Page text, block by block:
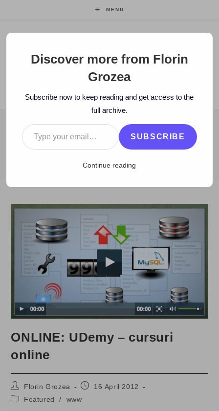
MENU
Florin Grozea
ENTREPRENEUR. FOUNDER/CEO MOCAPP.
BLOG
2012 > April > 16 > www > ONLINE: UDemy – cursuri online
ONLINE: UDemy – cursuri
online
Post
author:
Florin Grozea
Post16 April 2012
PostFeatured / www
Discover more from Florin
Grozea
Subscribe now to keep reading and get access to the
full archive.
Type your email…
SUBSCRIBE
Continue reading